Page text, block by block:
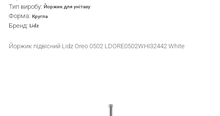
Тип виробу: Йоржик для унітазу
Форма: Кругла
Бренд: Lidz
Йоржик підвісний Lidz Oreo 0502 LDORE0502WHI32442 White